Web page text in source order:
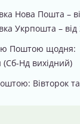
Нова Пошта –
Укрпошта – від
Поштою щодня:
(Сб-Нд вихідний)
Вівторок